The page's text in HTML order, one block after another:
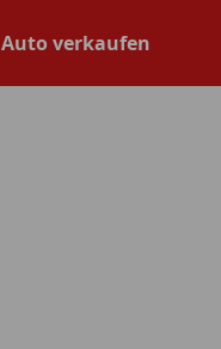
Auto verkaufen